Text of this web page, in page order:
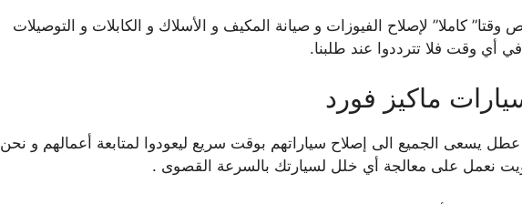
وقتا” كاملا” لإصلاح الفيوزات و صيانة المكيف و الأسلاك و الكابلات و التوصيلات
في أي وقت فلا تترددوا عند طلبنا.
ماكيز فورد
يسعى الجميع الى إصلاح سياراتهم بوقت سريع ليعودوا لمتابعة أعمالهم و نحن
نعمل على معالجة أي خلل لسيارتك بالسرعة القصوى .